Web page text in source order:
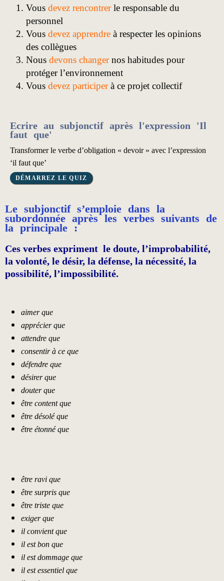
Vous devez rencontrerle responsable du
personnel
Vous devez apprendre à respecter les opinions
des collègues
Nous devons changernos habitudes pour
protéger l’environnement
Vous devez participerà ce projet collectif
Ecrire au subjonctif après l'expression 'Il
faut que'
Transformer le verbe d’obligation « devoir » avec l’expression
‘il faut que’
Le subjonctif s’emploie dans la
subordonnée après les verbes suivants de
la principale :
Ces verbes expriment le doute, l’improbabilité,
la volonté, le désir, la défense, la nécessité, la
possibilité, l’impossibilité.
aimer que
apprécier que
attendre que
consentir à ce que
défendre que
désirer que
douter que
être content que
être désolé que
être étonné que
être ravi que
être surpris que
être triste que
exiger que
il convient que
il est bon que
il est dommage que
il est essentiel que